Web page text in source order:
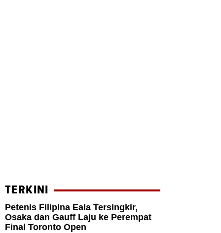
TERKINI
Petenis Filipina Eala Tersingkir,
Osaka dan Gauff Laju ke Perempat
Final Toronto Open